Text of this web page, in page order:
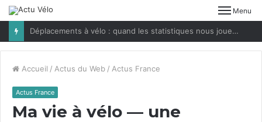
Menu
Déplacements à vélo : quand les statistiques nous jouent des tours
Accueil / Actus du Web / Actus France
Actus France
Ma vie à vélo — une